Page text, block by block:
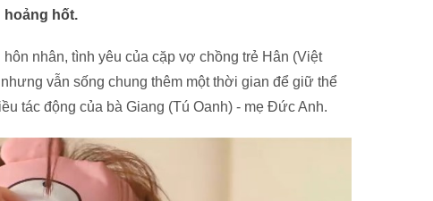
hoảng hốt.
nhân, tình yêu của cặp vợ chồng trẻ Hân (Việt
vẫn sống chung thêm một thời gian để giữ thể
tác động của bà Giang (Tú Oanh) - mẹ Đức Anh.